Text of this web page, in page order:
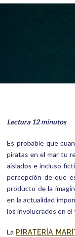
Lectura 12 minutos
Es probable que
piratas en el mar tu
aislados e incluso
percepción de que
producto de la
en la actualidad
los involucrados en
La PIRATERÍA